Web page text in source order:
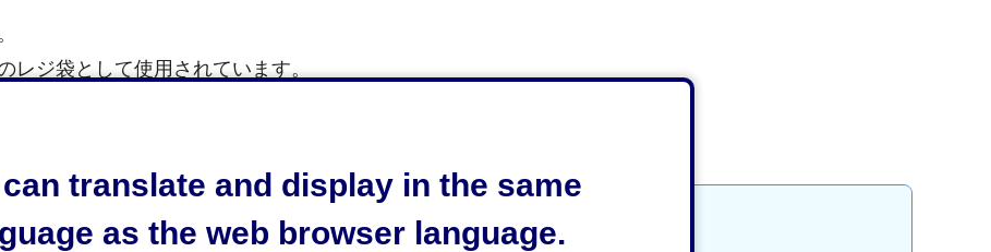
translate and display in the same
as the web browser language.
ジ袋として使用されています。